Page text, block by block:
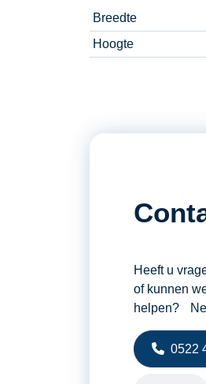
Breedte
Hoogte
Heeft u
of kunnen
helpen?
0522